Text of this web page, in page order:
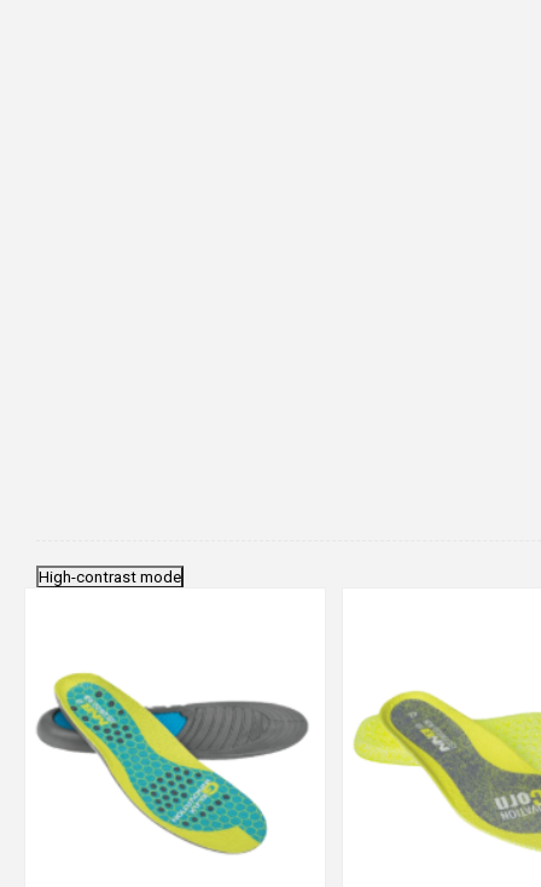
High-contrast mode